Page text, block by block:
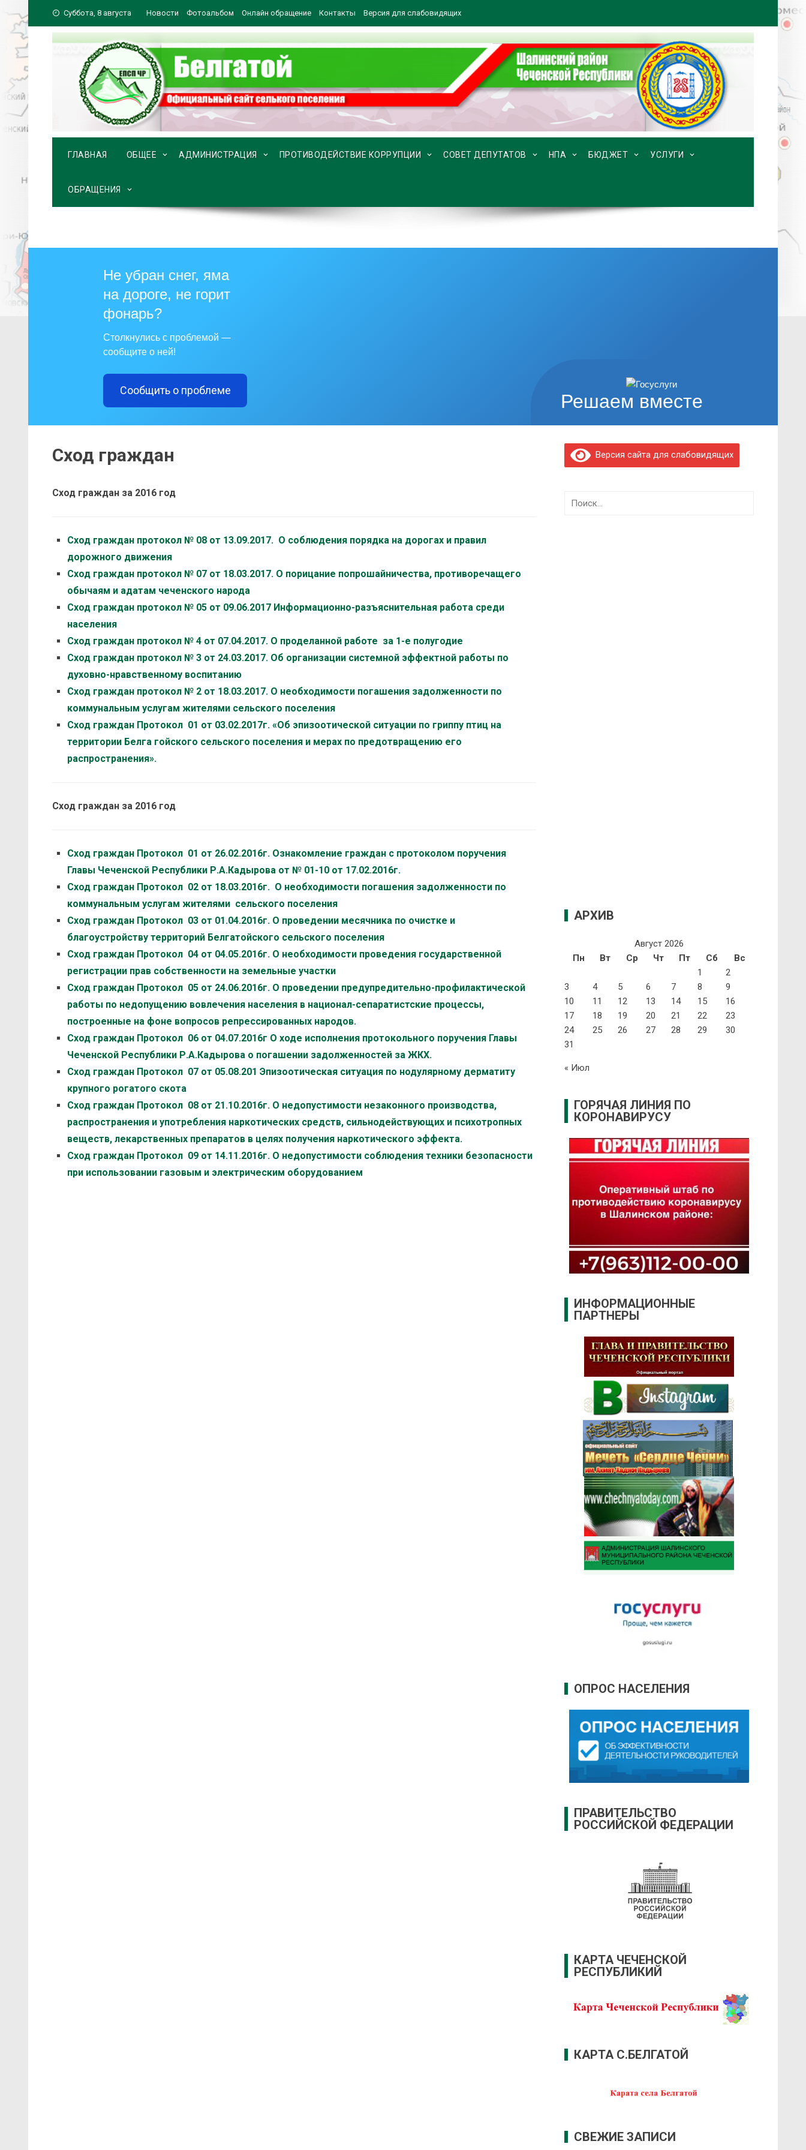
к
содержимому
Суббота, 8 августа Новости Фотоальбом Онлайн обращение Контакты Версия для слабовидящих
ГЛАВНАЯ ОБЩЕЕ АДМИНИСТРАЦИЯ ПРОТИВОДЕЙСТВИЕ КОРРУПЦИИ СОВЕТ ДЕПУТАТОВ НПА БЮДЖЕТ УСЛУГИ
ОБРАЩЕНИЯ
Решаем вместе
Не убран снег, яма
на дороге, не горит
фонарь?
Столкнулись с проблемой —
сообщите о ней!
Сообщить о проблеме
Сход граждан
Сход граждан за 2016 год
Сход граждан протокол № 08 от 13.09.2017. О соблюдения порядка на дорогах и правил
дорожного движения
Сход граждан протокол № 07 от 18.03.2017. О порицание попрошайничества, противоречащего
обычаям и адатам чеченского народа
Сход граждан протокол № 05 от 09.06.2017 Информационно-разъяснительная работа среди
населения
Сход граждан протокол № 4 от 07.04.2017. О проделанной работе за 1-е полугодие
Сход граждан протокол № 3 от 24.03.2017. Об организации системной эффектной работы по
духовно-нравственному воспитанию
Сход граждан протокол № 2 от 18.03.2017. О необходимости погашения задолженности по
коммунальным услугам жителями сельского поселения
Сход граждан Протокол 01 от 03.02.2017г. «Об эпизоотической ситуации по гриппу птиц на
территории Белга гойского сельского поселения и мерах по предотвращению его
распространения».
Сход граждан за 2016 год
Сход граждан Протокол 01 от 26.02.2016г. Ознакомление граждан с протоколом поручения
Главы Чеченской Республики Р.А.Кадырова от № 01-10 от 17.02.2016г.
Сход граждан Протокол 02 от 18.03.2016г. О необходимости погашения задолженности по
коммунальным услугам жителями сельского поселения
Сход граждан Протокол 03 от 01.04.2016г. О проведении месячника по очистке и
благоустройству территорий Белгатойского сельского поселения
Сход граждан Протокол 04 от 04.05.2016г. О необходимости проведения государственной
регистрации прав собственности на земельные участки
Сход граждан Протокол 05 от 24.06.2016г. О проведении предупредительно-профилактической
работы по недопущению вовлечения населения в национал-сепаратистские процессы,
построенные на фоне вопросов репрессированных народов.
Сход граждан Протокол 06 от 04.07.2016г О ходе исполнения протокольного поручения Главы
Чеченской Республики Р.А.Кадырова о погашении задолженностей за ЖКХ.
Сход граждан Протокол 07 от 05.08.201 Эпизоотическая ситуация по нодулярному дерматиту
крупного рогатого скота
Сход граждан Протокол 08 от 21.10.2016г. О недопустимости незаконного производства,
распространения и употребления наркотических средств, сильнодействующих и психотропных
веществ, лекарственных препаратов в целях получения наркотического эффекта.
Сход граждан Протокол 09 от 14.11.2016г. О недопустимости соблюдения техники безопасности
при использовании газовым и электрическим оборудованием
Версия сайта для слабовидящих
Найти:
АРХИВ
Август 2026
Пн
Вт Ср Чт Пт Сб
Вс
1
2
3
4 5 6 7 8
9
10
11 12 13 14 15
16
17
18 19 20 21 22
23
24
25 26 27 28 29
30
31
« Июл
ГОРЯЧАЯ ЛИНИЯ ПО
КОРОНАВИРУСУ
ИНФОРМАЦИОННЫЕ
ПАРТНЕРЫ
ОПРОС НАСЕЛЕНИЯ
ПРАВИТЕЛЬСТВО
РОССИЙСКОЙ ФЕДЕРАЦИИ
КАРТА ЧЕЧЕНСКОЙ
РЕСПУБЛИКИЙ
КАРТА С.БЕЛГАТОЙ
СВЕЖИЕ ЗАПИСИ